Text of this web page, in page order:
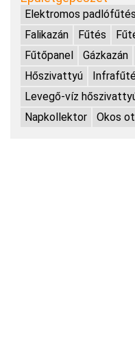
Elektromos padlófűtés
Falikazán
Fűtés
Fűtőpanel
Gázkazán
Hőszivattyú
Levegő-víz
Napkollektor
Okos